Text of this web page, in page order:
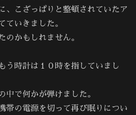
、こざっぱりと整頓されていたア
ていきました。
のかもしれません。
う時計は１０時を指していまし
中で何かが弾けました。
帯の電源を切って再び眠りについ